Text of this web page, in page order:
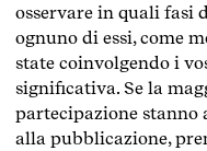
osservare in quali fasi
ognuno di essi, come
state coinvolgendo i
significativa. Se la
partecipazione stanno
alla pubblicazione,